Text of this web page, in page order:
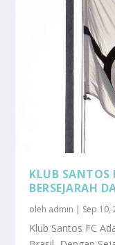
KLUB SANTOS
BERSEJARAH
oleh admin | Sep 10,
Klub Santos FC